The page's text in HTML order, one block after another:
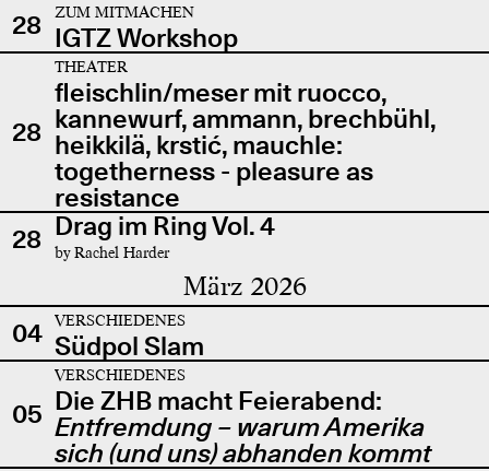
28
ZUM MITMACHEN
IGTZ Workshop
28
THEATER
fleischlin/meser mit ruocco,
kannewurf, ammann, brechbühl,
heikkilä, krstić, mauchle:
togetherness - pleasure as
resistance
28 Drag im Ring Vol. 4
by Rachel Harder
März 2026
04 VERSCHIEDENES
Südpol Slam
05
VERSCHIEDENES
Die ZHB macht Feierabend:
Entfremdung – warum Amerika
sich (und uns) abhanden kommt